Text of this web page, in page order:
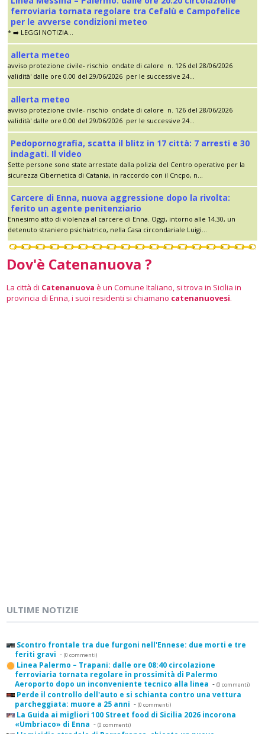
ferroviaria tornata regolare tra Cefalù e Campofelice
per le avverse condizioni meteo
* ➡️ LEGGI NOTIZIA...
allerta meteo
avviso protezione civile- rischio ondate di calore n. 126 del 28/06/2026
validità' dalle ore 0.00 del 29/06/2026 per le successive 24...
allerta meteo
avviso protezione civile- rischio ondate di calore n. 126 del 28/06/2026
validità' dalle ore 0.00 del 29/06/2026 per le successive 24...
Pedopornografia, scatta il blitz in 17 città: 7 arresti e 30
indagati. Il video
Sette persone sono state arrestate dalla polizia del Centro operativo per la
sicurezza Cibernetica di Catania, in raccordo con il Cncpo, n...
Carcere di Enna, nuova aggressione dopo la rivolta:
ferito un agente penitenziario
Ennesimo atto di violenza al carcere di Enna. Oggi, intorno alle 14.30, un
detenuto straniero psichiatrico, nella Casa circondariale Luigi...
Dov'è Catenanuova ?
La città di Catenanuova è un Comune Italiano, si trova in Sicilia in
provincia di Enna, i suoi residenti si chiamano catenanuovesi.
ULTIME NOTIZIE
Scontro frontale tra due furgoni nell'Ennese: due morti e tre
feriti gravi - (0 commenti)
Linea Palermo – Trapani: dalle ore 08:40 circolazione
ferroviaria tornata regolare in prossimità di Palermo
Aeroporto dopo un inconveniente tecnico alla linea - (0 commenti)
Perde il controllo dell'auto e si schianta contro una vettura
parcheggiata: muore a 25 anni - (0 commenti)
La Guida ai migliori 100 Street food di Sicilia 2026 incorona
«Umbriaco» di Enna - (0 commenti)